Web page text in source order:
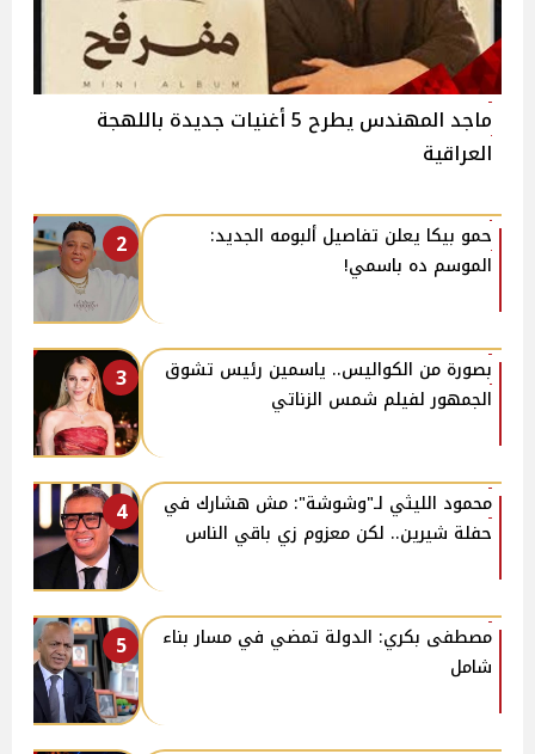
ماجد المهندس يطرح 5 أغنيات جديدة باللهجة
العراقية
2
حمو بيكا يعلن تفاصيل ألبومه الجديد:
الموسم ده باسمي!
3
بصورة من الكواليس.. ياسمين رئيس تشوق
الجمهور لفيلم شمس الزناتي
4
محمود الليثي لـ"وشوشة": مش هشارك في
حفلة شيرين.. لكن معزوم زي باقي الناس
5
مصطفى بكري: الدولة تمضي في مسار بناء
شامل